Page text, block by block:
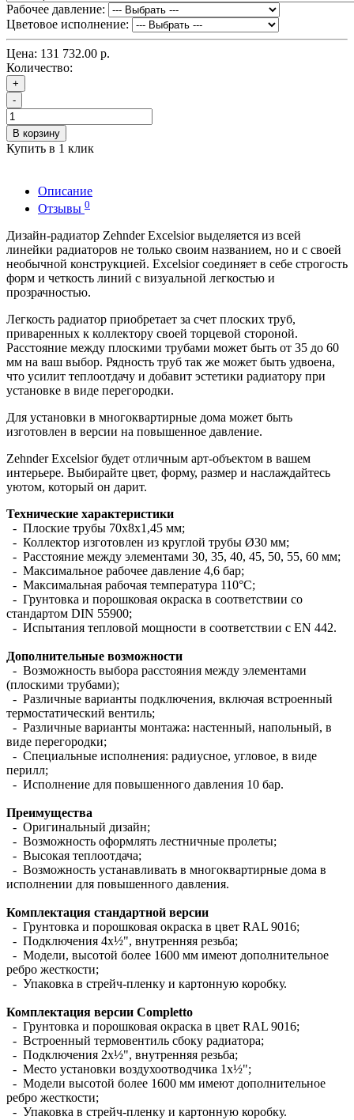
Рабочее давление:
Цветовое исполнение:
Цена: 131 732.00 р.
Количество:
+
-
В корзину
Купить в 1 клик
Описание
Отзывы 0
Дизайн-радиатор Zehnder Excelsior выделяется из всей
линейки радиаторов не только своим названием, но и с своей
необычной конструкцией. Excelsior соединяет в себе строгость
форм и четкость линий с визуальной легкостью и
прозрачностью.
Легкость радиатор приобретает за счет плоских труб,
приваренных к коллектору своей торцевой стороной.
Расстояние между плоскими трубами может быть от 35 до 60
мм на ваш выбор. Рядность труб так же может быть удвоена,
что усилит теплоотдачу и добавит эстетики радиатору при
установке в виде перегородки.
Для установки в многоквартирные дома может быть
изготовлен в версии на повышенное давление.
Zehnder Excelsior будет отличным арт-объектом в вашем
интерьере. Выбирайте цвет, форму, размер и наслаждайтесь
уютом, который он дарит.
Технические характеристики
- Плоские трубы 70х8х1,45 мм;
- Коллектор изготовлен из круглой трубы Ø30 мм;
- Расстояние между элементами 30, 35, 40, 45, 50, 55, 60 мм;
- Максимальное рабочее давление 4,6 бар;
- Максимальная рабочая температура 110°С;
- Грунтовка и порошковая окраска в соответствии со
стандартом DIN 55900;
- Испытания тепловой мощности в соответствии с EN 442.
Дополнительные возможности
- Возможность выбора расстояния между элементами
(плоскими трубами);
- Различные варианты подключения, включая встроенный
термостатический вентиль;
- Различные варианты монтажа: настенный, напольный, в
виде перегородки;
- Специальные исполнения: радиусное, угловое, в виде
перилл;
- Исполнение для повышенного давления 10 бар.
Преимущества
- Оригинальный дизайн;
- Возможность оформлять лестничные пролеты;
- Высокая теплоотдача;
- Возможность устанавливать в многоквартирные дома в
исполнении для повышенного давления.
Комплектация стандартной версии
- Грунтовка и порошковая окраска в цвет RAL 9016;
- Подключения 4х½", внутренняя резьба;
- Модели, высотой более 1600 мм имеют дополнительное
ребро жесткости;
- Упаковка в стрейч-пленку и картонную коробку.
Комплектация версии Completto
- Грунтовка и порошковая окраска в цвет RAL 9016;
- Встроенный термовентиль сбоку радиатора;
- Подключения 2х½", внутренняя резьба;
- Место установки воздухоотводчика 1х½";
- Модели высотой более 1600 мм имеют дополнительное
ребро жесткости;
- Упаковка в стрейч-пленку и картонную коробку.